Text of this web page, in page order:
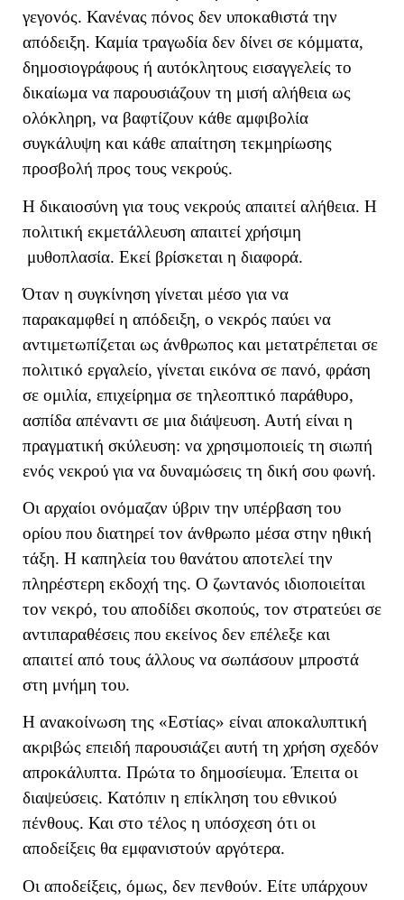
γεγονός. Κανένας πόνος δεν υποκαθιστά την
απόδειξη. Καμία τραγωδία δεν δίνει σε κόμματα,
δημοσιογράφους ή αυτόκλητους εισαγγελείς το
δικαίωμα να παρουσιάζουν τη μισή αλήθεια ως
ολόκληρη, να βαφτίζουν κάθε αμφιβολία
συγκάλυψη και κάθε απαίτηση τεκμηρίωσης
προσβολή προς τους νεκρούς.
Η δικαιοσύνη για τους νεκρούς απαιτεί αλήθεια. Η
πολιτική εκμετάλλευση απαιτεί χρήσιμη
μυθοπλασία. Εκεί βρίσκεται η διαφορά.
Όταν η συγκίνηση γίνεται μέσο για να
παρακαμφθεί η απόδειξη, ο νεκρός παύει να
αντιμετωπίζεται ως άνθρωπος και μετατρέπεται σε
πολιτικό εργαλείο, γίνεται εικόνα σε πανό, φράση
σε ομιλία, επιχείρημα σε τηλεοπτικό παράθυρο,
ασπίδα απέναντι σε μια διάψευση. Αυτή είναι η
πραγματική σκύλευση: να χρησιμοποιείς τη σιωπή
ενός νεκρού για να δυναμώσεις τη δική σου φωνή.
Οι αρχαίοι ονόμαζαν ύβριν την υπέρβαση του
ορίου που διατηρεί τον άνθρωπο μέσα στην ηθική
τάξη. Η καπηλεία του θανάτου αποτελεί την
πληρέστερη εκδοχή της. Ο ζωντανός ιδιοποιείται
τον νεκρό, του αποδίδει σκοπούς, τον στρατεύει σε
αντιπαραθέσεις που εκείνος δεν επέλεξε και
απαιτεί από τους άλλους να σωπάσουν μπροστά
στη μνήμη του.
Η ανακοίνωση της «Εστίας» είναι αποκαλυπτική
ακριβώς επειδή παρουσιάζει αυτή τη χρήση σχεδόν
απροκάλυπτα. Πρώτα το δημοσίευμα. Έπειτα οι
διαψεύσεις. Κατόπιν η επίκληση του εθνικού
πένθους. Και στο τέλος η υπόσχεση ότι οι
αποδείξεις θα εμφανιστούν αργότερα.
Οι αποδείξεις, όμως, δεν πενθούν. Είτε υπάρχουν